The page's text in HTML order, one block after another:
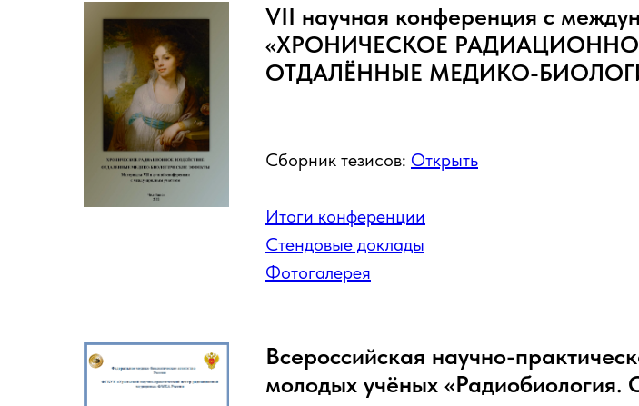
VII научная конференция с
«ХРОНИЧЕСКОЕ
ОТДАЛЁННЫЕ МЕДИКО-
Сборник тезисов: Открыть
Итоги конференции
Стендовые доклады
Фотогалерея
Всероссийская научно-
молодых учёных «Радиобиология.